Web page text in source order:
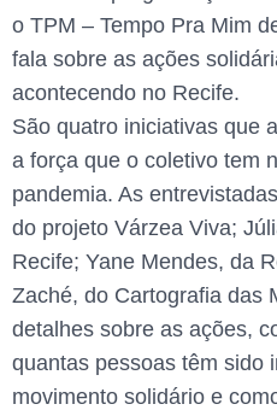
o TPM – Tempo Pra Mim
fala sobre as ações
acontecendo no Recife.
São quatro iniciativas que
a força que o coletivo tem
pandemia. As
do projeto Várzea Viva;
Recife; Yane Mendes, da
Zaché, do Cartografia das
detalhes sobre as ações,
quantas pessoas têm sido
movimento solidário e